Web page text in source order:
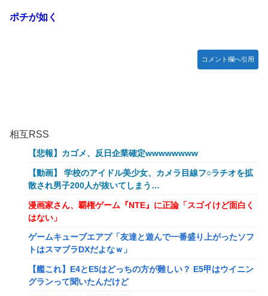
ポチが如く
コメント欄へ引用
相互RSS
【悲報】カゴメ、反日企業確定wwwwwwww
【動画】 学校のアイドル美少女、カメラ目線フ○ラチオを拡
散され男子200人が抜いてしまう…
漫画家さん、覇権ゲーム『NTE』に正論「スゴイけど面白く
はない」
ゲームキューブエアプ「友達と遊んで一番盛り上がったソフ
トはスマブラDXだよなｗ」
【艦これ】E4とE5はどっちの方が難しい？ E5甲はウイニン
グランって聞いたんだけど